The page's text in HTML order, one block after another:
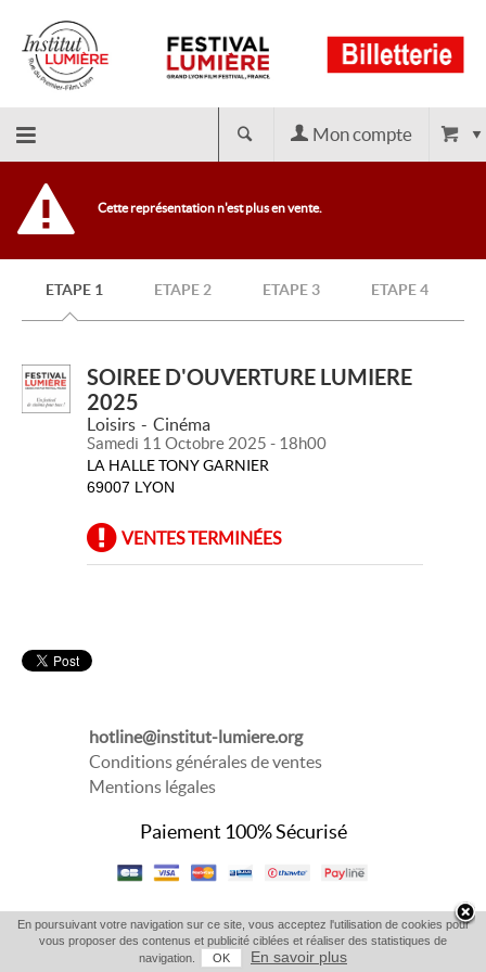
Retour
l'accueil
Mon compte
Cette représentation n'est plus en vente.
ETAPE 1 ETAPE 2 ETAPE 3 ETAPE 4
SOIREE D'OUVERTURE LUMIERE
2025
Loisirs Cinéma
Samedi 11 Octobre 2025 - 18h00
LA HALLE TONY GARNIER
69007 LYON
VENTES TERMINÉES
hotline@institut-lumiere.org
Conditions générales de ventes
Mentions légales
Paiement 100% Sécurisé
En poursuivant votre navigation sur ce site, vous acceptez l'utilisation de cookies pour
vous proposer des contenus et publicité ciblées et réaliser des statistiques de
navigation.
OK En savoir plus